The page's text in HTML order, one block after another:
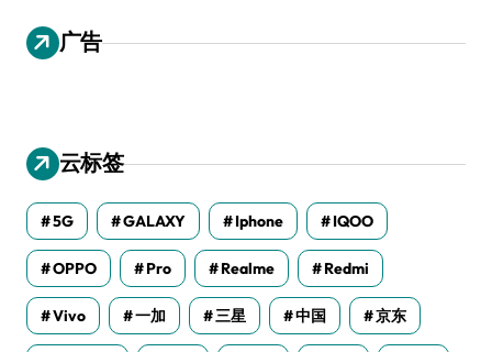
广告
云标签
5G GALAXY Iphone IQOO
OPPO Pro Realme Redmi
Vivo 一加 三星 中国 京东